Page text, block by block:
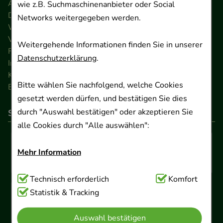
wie z.B. Suchmaschinenanbieter oder Social
Networks weitergegeben werden.
Weitergehende Informationen finden Sie in unserer
Datenschutzerklärung.
Bitte wählen Sie nachfolgend, welche Cookies
gesetzt werden dürfen, und bestätigen Sie dies
durch "Auswahl bestätigen" oder akzeptieren Sie
alle Cookies durch "Alle auswählen":
Mehr Information
Technisch Notwendig:Hierbei handelt es sich um
Cookies, die für die Grundfunktionen unserer
Website notwendig sind (z.B. Navigation,
Warenkorb, Kundenkonto), weshalb auf diese nicht
Technisch erforderlich
Komfort
Statistik & Tracking
Auswahl bestätigen
AGB
Datenschutz
Widerrufsrecht
Versandkosten
FAQ
Impressum
Kontakt
Barrierefreiheitserklärung
So können Sie bezahlen